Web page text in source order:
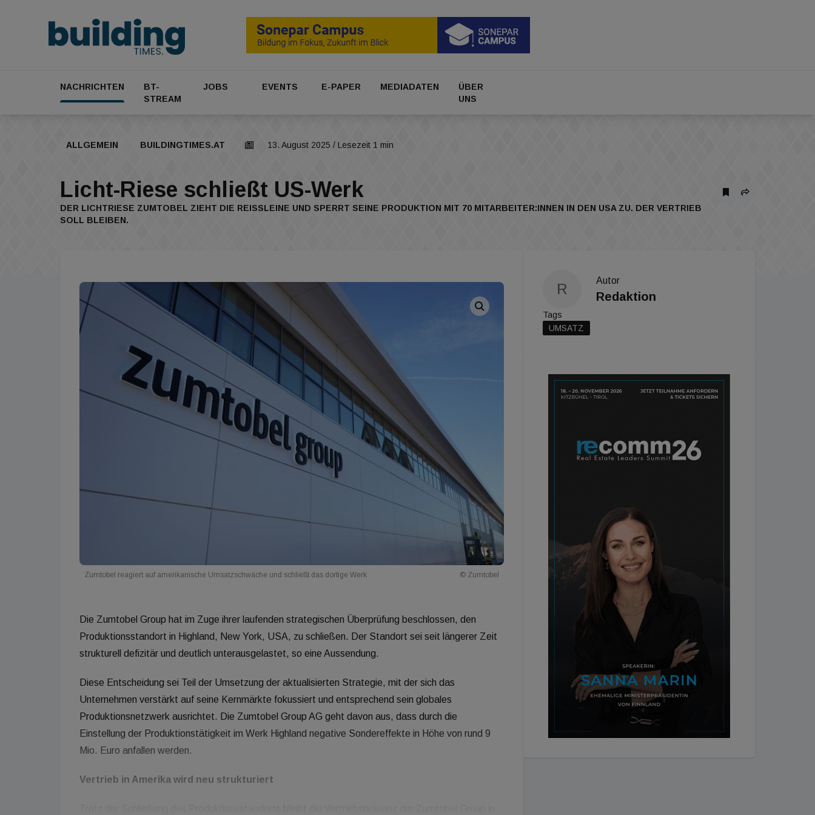
NACHRICHTEN
BT-
STREAM
JOBS EVENTS E-PAPER MEDIADATEN
ÜBER
UNS
ALLGEMEIN BUILDINGTIMES.AT 13. August 2025 / Lesezeit 1 min
Licht-Riese schließt US-Werk
DER LICHTRIESE ZUMTOBEL ZIEHT DIE REISSLEINE UND SPERRT SEINE PRODUKTION MIT 70 MITARBEITER:INNEN IN DEN USA ZU. DER VERTRIEB S
OLL BLEIBEN.
Zumtobel reagiert auf amerikanische Umsatzschwäche und schließt das dortige Werk © Zumtobel
Die Zumtobel Group hat im Zuge ihrer laufenden strategischen Überprüfung beschlossen, den
Produktionsstandort in Highland, New York, USA, zu schließen. Der Standort sei seit längerer Zeit
strukturell defizitär und deutlich unterausgelastet, so eine Aussendung.
Diese Entscheidung sei Teil der Umsetzung der aktualisierten Strategie, mit der sich das
Unternehmen verstärkt auf seine Kernmärkte fokussiert und entsprechend sein globales
Produktionsnetzwerk ausrichtet. Die Zumtobel Group AG geht davon aus, dass durch die
Einstellung der Produktionstätigkeit im Werk Highland negative Sondereffekte in Höhe von rund 9
Mio. Euro anfallen werden.
Vertrieb in Amerika wird neu strukturiert
R
Autor
Redaktion
Tags
UMSATZ